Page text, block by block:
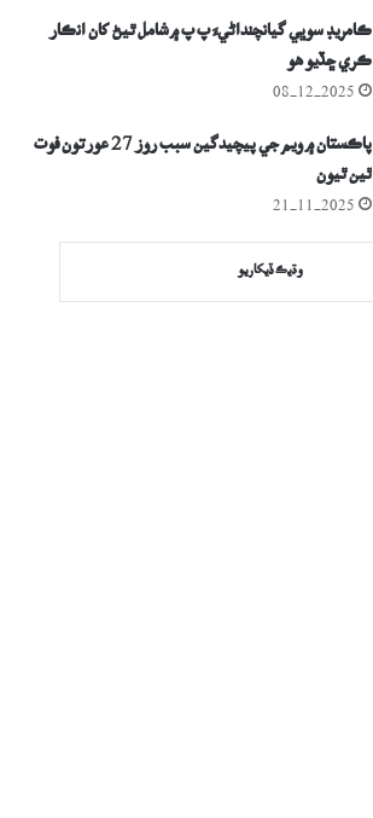
ڪامريڊ سوڀي گيانچنداڻيءَ پ پ ۾ شامل ٿيڻ کان انڪار
ڪري ڇڏيو ھو
08-12-2025
پاڪستان ۾ ويم جي پيچيدگين سبب روز 27 عورتون فوت
ٿين ٿيون
21-11-2025
وڌيڪ ڏيکاريو